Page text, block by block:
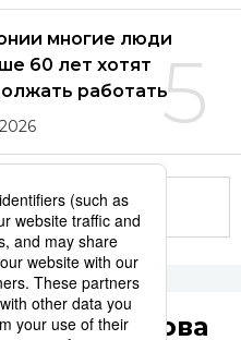
5
многие люди
60 лет хотят
работать
по теме
слова